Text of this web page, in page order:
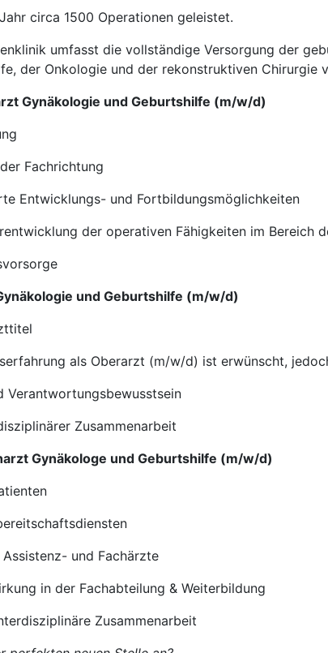
circa 1500 Operationen geleistet.
umfasst die vollständige Versorgung der
der Onkologie und der rekonstruktiven Chirurgie
Gynäkologie und Geburtshilfe (m/w/d)
Fachrichtung
Entwicklungs- und Fortbildungsmöglichkeiten
der operativen Fähigkeiten im Bereich
und Geburtshilfe (m/w/d)
als Oberarzt (m/w/d) ist erwünscht,
Verantwortungsbewusstsein
Zusammenarbeit
Gynäkologe und Geburtshilfe (m/w/d)
und Fachärzte
in der Fachabteilung & Weiterbildung
Zusammenarbeit